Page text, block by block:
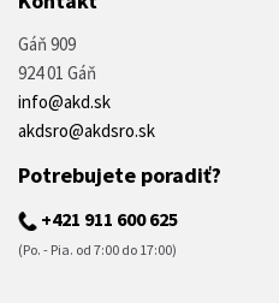
Gáň 909
924 01 Gáň
info@akd.sk
akdsro@akdsro.sk
Potrebujete poradiť?
+421 911 600 625
(Po. - Pia. od 7:00 do 17:00)